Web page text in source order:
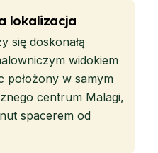
lokalizacja
się doskonałą
widokiem
położony w samym
centrum Malagi,
spacerem od